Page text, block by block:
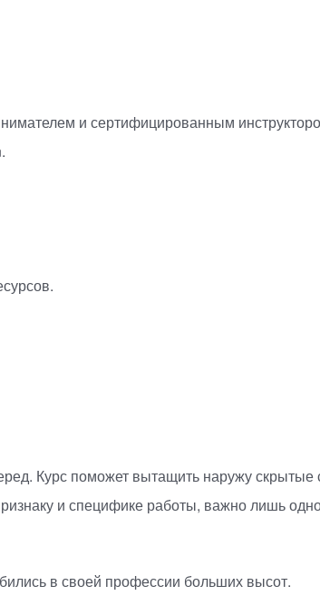
и сертифицированным
Курс поможет вытащить наружу скрытые
и специфике работы, важно лишь
в своей профессии больших высот.